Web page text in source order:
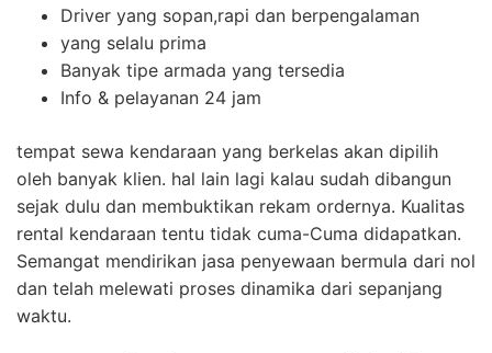
Driver yang sopan,rapi dan berpengalaman
yang selalu prima
Banyak tipe armada yang tersedia
Info & pelayanan 24 jam
tempat sewa kendaraan yang berkelas akan dipilih
oleh banyak klien. hal lain lagi kalau sudah dibangun
sejak dulu dan membuktikan rekam ordernya. Kualitas
rental kendaraan tentu tidak cuma-Cuma didapatkan.
Semangat mendirikan jasa penyewaan bermula dari nol
dan telah melewati proses dinamika dari sepanjang
waktu.